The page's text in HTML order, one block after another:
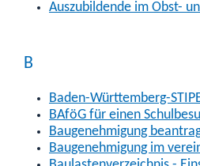
Auszubildende im Obst-
B
Baden-Württemberg-
BAföG für einen
Baugenehmigung
Baugenehmigung im